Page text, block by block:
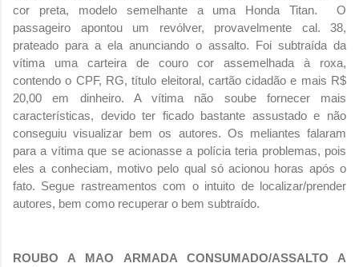
cor preta, modelo semelhante a uma Honda Titan. O
passageiro apontou um revólver, provavelmente cal. 38,
prateado para a ela anunciando o assalto. Foi subtraída da
vítima uma carteira de couro cor assemelhada à roxa,
contendo o CPF, RG, título eleitoral, cartão cidadão e mais R$
20,00 em dinheiro. A vítima não soube fornecer mais
características, devido ter ficado bastante assustado e não
conseguiu visualizar bem os autores. Os meliantes falaram
para a vítima que se acionasse a polícia teria problemas, pois
eles a conheciam, motivo pelo qual só acionou horas após o
fato. Segue rastreamentos com o intuito de localizar/prender
autores, bem como recuperar o bem subtraído.
ROUBO A MAO ARMADA CONSUMADO/ASSALTO A